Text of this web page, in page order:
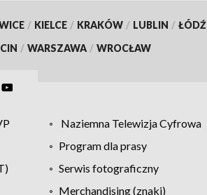
/ KIELCE / KRAKÓW / LUBLIN / ŁÓDŹ
/ WARSZAWA / WROCŁAW
Naziemna Telewizja Cyfrowa
Program dla prasy
Serwis fotograficzny
Merchandising (znaki)